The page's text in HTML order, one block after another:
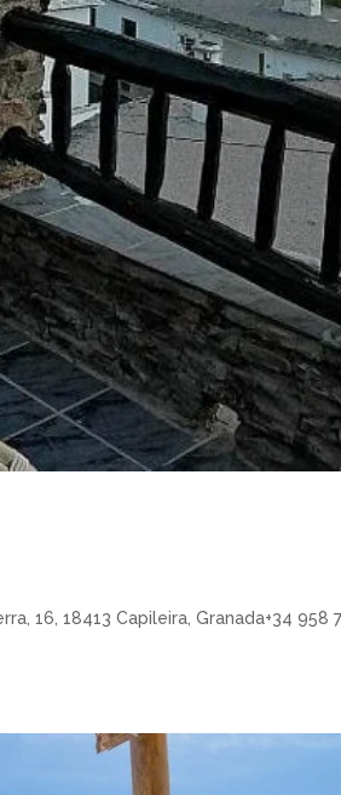
16, 18413 Capileira, Granada+34 958